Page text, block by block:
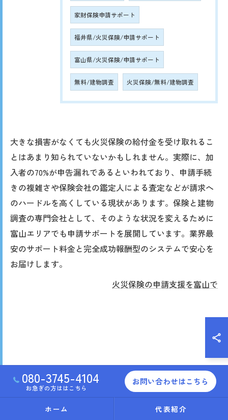
家財保険申請サポート
福井県/火災保険/申請サポート
富山県/火災保険/申請サポート
無料/建物調査 火災保険/無料/建物調査
大きな損害がなくても火災保険の給付金を受け取れるこ
とはあまり知られていないかもしれません。実際に、加
入者の70%が申告漏れであるといわれており、申請手続
きの複雑さや保険会社の鑑定人による査定などが請求へ
のハードルを高くしている現状があります。保険と建物
調査の専門会社として、そのような状況を変えるために
富山エリアでも申請サポートを展開しています。業界最
安のサポート料金と完全成功報酬型のシステムで安心を
お届けします。
火災保険の申請支援を富山で
080-3745-4104
お急ぎの方ははこちら
お問い合わせはこちら
ホーム 代表紹介